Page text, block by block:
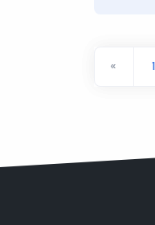
« 1